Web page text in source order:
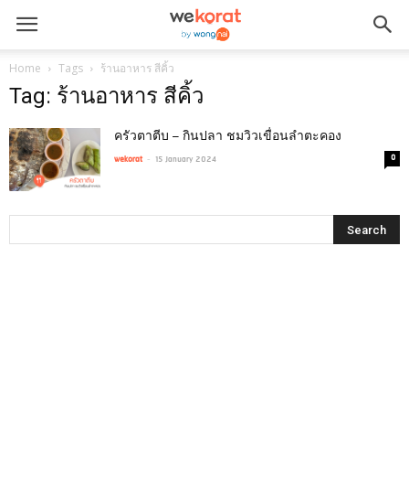
Home Tags ร้านอาหาร สีคิ้ว
Tag: ร้านอาหาร สีคิ้ว
ครัวตาตีบ – กินปลา ชมวิวเขื่อนลำตะคอง
wekorat - 15 January 2024 0